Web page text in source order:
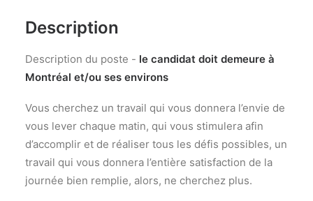
Description
Description du poste - le candidat doit demeure à
Montréal et/ou ses environs
Vous cherchez un travail qui vous donnera l’envie de
vous lever chaque matin, qui vous stimulera afin
d’accomplir et de réaliser tous les défis possibles, un
travail qui vous donnera l’entière satisfaction de la
journée bien remplie, alors, ne cherchez plus.